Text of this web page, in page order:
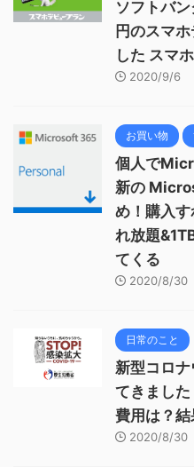
ソフトバ
円のスマ
した スマ
2020/9/6
お買い物
個人で
新の
め！購入
れ放題
てくる
2020/8/30
日常のこと
新型コロ
てきました
費用は？結
2020/8/30